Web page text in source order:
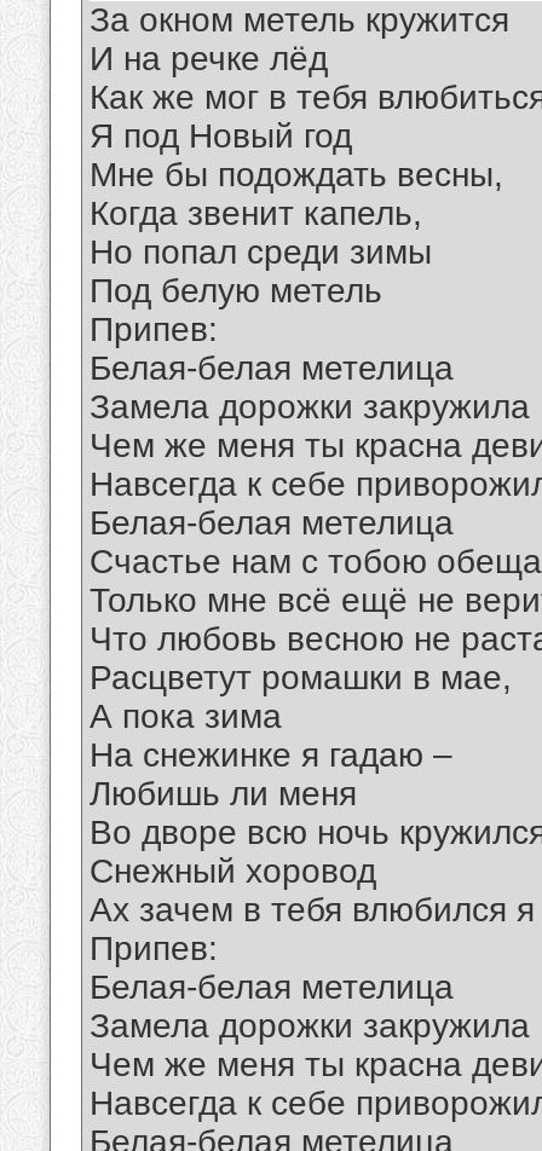
За окном метель кружится
И на речке лёд
Как же мог в тебя
Я под Новый год
Мне бы подождать весны,
Когда звенит капель,
Но попал среди зимы
Под белую метель
Припев:
Белая-белая метелица
Замела дорожки закружила
Чем же меня ты красна
Навсегда к себе
Белая-белая метелица
Счастье нам с тобою
Только мне всё ещё не
Что любовь весною не
Расцветут ромашки в мае,
А пока зима
На снежинке я гадаю –
Любишь ли меня
Во дворе всю ночь
Снежный хоровод
Ах зачем в тебя влюбился
Припев:
Белая-белая метелица
Замела дорожки закружила
Чем же меня ты красна
Навсегда к себе
Белая-белая метелица